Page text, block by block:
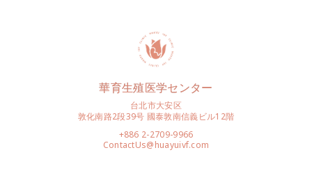
華育生殖医学センター
台北市大安区
敦化南路2段39号 國泰敦南信義ビル12階
+886 2-2709-9966
ContactUs@huayuivf.com